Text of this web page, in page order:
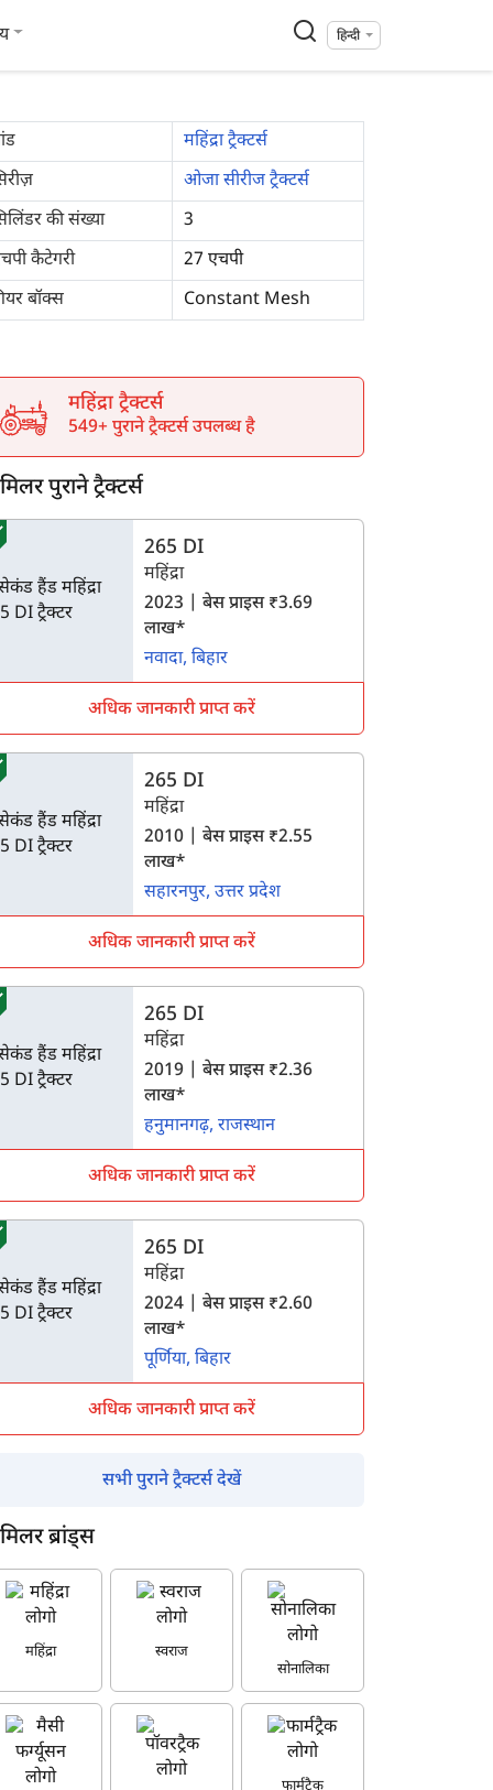
हिन्दी
महिंद्रा ट्रैक्टर्स
ओजा सीरीज ट्रैक्टर्स
की संख्या
3
कैटेगरी
27 एचपी
बॉक्स
Constant Mesh
महिंद्रा ट्रैक्टर्स
549+ पुराने ट्रैक्टर्स उपलब्ध है
265 DI
महिंद्रा
2023 | बेस प्राइस ₹3.69
लाख*
नवादा, बिहार
अधिक जानकारी प्राप्त करें
265 DI
महिंद्रा
2010 | बेस प्राइस ₹2.55
लाख*
सहारनपुर, उत्तर प्रदेश
अधिक जानकारी प्राप्त करें
265 DI
महिंद्रा
2019 | बेस प्राइस ₹2.36
लाख*
हनुमानगढ़, राजस्थान
अधिक जानकारी प्राप्त करें
265 DI
महिंद्रा
2024 | बेस प्राइस ₹2.60
लाख*
पूर्णिया, बिहार
अधिक जानकारी प्राप्त करें
सोनालिका